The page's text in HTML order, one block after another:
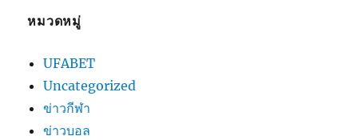
หมวดหมู่
UFABET
Uncategorized
ข่าวกีฬา
ข่าวบอล